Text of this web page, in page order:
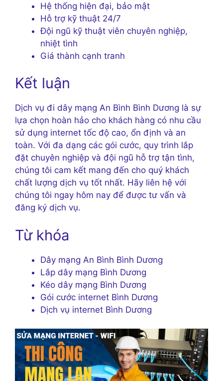
Hệ thống hiện đại, bảo mật
Hỗ trợ kỹ thuật 24/7
Đội ngũ kỹ thuật viên chuyên nghiệp,
nhiệt tình
Giá thành cạnh tranh
Kết luận
Dịch vụ đi dây mạng An Bình Bình Dương là sự
lựa chọn hoàn hảo cho khách hàng có nhu cầu
sử dụng internet tốc độ cao, ổn định và an
toàn. Với đa dạng các gói cước, quy trình lắp
đặt chuyên nghiệp và đội ngũ hỗ trợ tận tình,
chúng tôi cam kết mang đến cho quý khách
chất lượng dịch vụ tốt nhất. Hãy liên hệ với
chúng tôi ngay hôm nay để được tư vấn và
đăng ký dịch vụ.
Từ khóa
Dây mạng An Bình Bình Dương
Lắp dây mạng Bình Dương
Kéo dây mạng Bình Dương
Gói cước internet Bình Dương
Dịch vụ internet Bình Dương